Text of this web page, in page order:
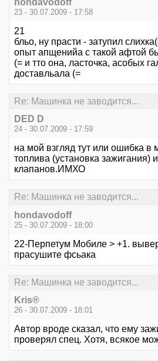
23 - 30.07.2009 - 17:58
21
бльо, ну прасти - затупил
опыт апщенийа с такой афтой
(= и тто она, ласточка, асобых
доставльала (=
Re: Машинка не заводится...
DED D
24 - 30.07.2009 - 17:59
на мой взгляд тут или ошибка в
топлива (установка
клапанов.ИМХО
Re: Машинка не заводится...
hondavodoff
25 - 30.07.2009 - 18:00
22-Перпетум Мобиле > +1.
прасушите фсьака
Re: Машинка не заводится...
Kris®
26 - 30.07.2009 - 18:01
Автор вроде сказал, что ему
проверял спец. Хотя, всякое